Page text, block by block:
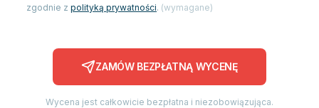
zgodnie z polityką prywatności. (wymagane)
ZAMÓW BEZPŁATNĄ WYCENĘ
Wycena jest całkowicie bezpłatna i niezobowiązująca.